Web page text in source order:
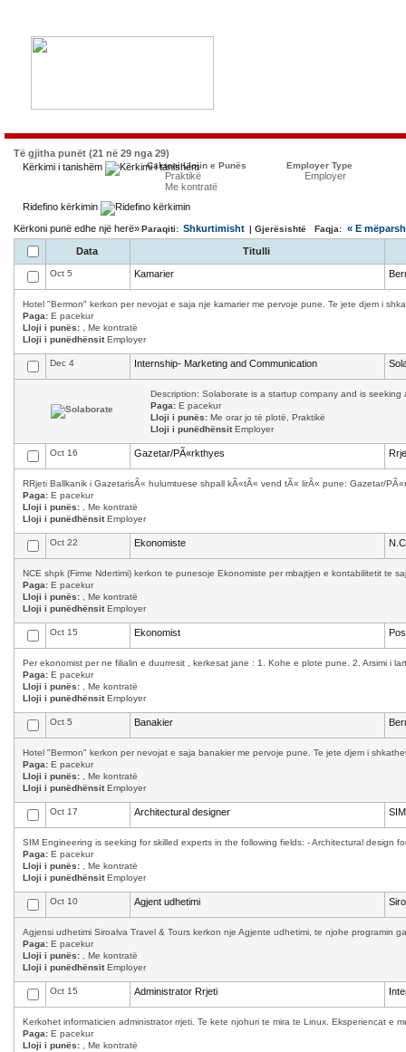
Të gjitha punët (21 në 29 nga 29)
Kërkimi i tanishëm
Caktoni Llojin e Punës
Praktikë
Me kontratë
Employer Type
Employer
Ridefino kërkimin
Kërkoni punë edhe një herë»Paraqiti: Shkurtimisht | Gjerësishtë Faqja: « E
Data Titulli
Oct 5 Kamarier
Hotel "Bermon" kerkon per nevojat e saja nje kamarier me pervoje pune. Te jete djem i
Paga: E pacekur
Lloji i punës: , Me kontratë
Lloji i punëdhënsitEmployer
Dec 4 Internship- Marketing and Communication
Description: Solaborate is a startup company and is
Paga: E pacekur
Lloji i punës: Me orar jo të plotë, Praktikë
Lloji i punëdhënsitEmployer
Oct 16 Gazetar/PÃ«rkthyes
RRjeti Ballkanik i GazetarisÃ« hulumtuese shpall kÃ«tÃ« vend tÃ« lirÃ« pune: Gazetar/
Paga: E pacekur
Lloji i punës: , Me kontratë
Lloji i punëdhënsitEmployer
Oct 22 Ekonomiste
NCE shpk (Firme Ndertimi) kerkon te punesoje Ekonomiste per mbajtjen e kontabilitetit te
Paga: E pacekur
Lloji i punës: , Me kontratë
Lloji i punëdhënsitEmployer
Oct 15 Ekonomist
Per ekonomist per ne filialin e duurresit , kerkesat jane : 1. Kohe e plote pune. 2. Arsimi i
Paga: E pacekur
Lloji i punës: , Me kontratë
Lloji i punëdhënsitEmployer
Oct 5 Banakier
Hotel "Bermon" kerkon per nevojat e saja banakier me pervoje pune. Te jete djem i
Paga: E pacekur
Lloji i punës: , Me kontratë
Lloji i punëdhënsitEmployer
Oct 17 Architectural designer
SIM Engineering is seeking for skilled experts in the following fields: - Architectural design
Paga: E pacekur
Lloji i punës: , Me kontratë
Lloji i punëdhënsitEmployer
Oct 10 Agjent udhetimi
Agjensi udhetimi Siroalva Travel & Tours kerkon nje Agjente udhetimi, te njohe programin
Paga: E pacekur
Lloji i punës: , Me kontratë
Lloji i punëdhënsitEmployer
Oct 15 Administrator Rrjeti
Kerkohet informaticien administrator rrjeti. Te kete njohuri te mira te Linux. Eksperiencat e
Paga: E pacekur
Lloji i punës: , Me kontratë